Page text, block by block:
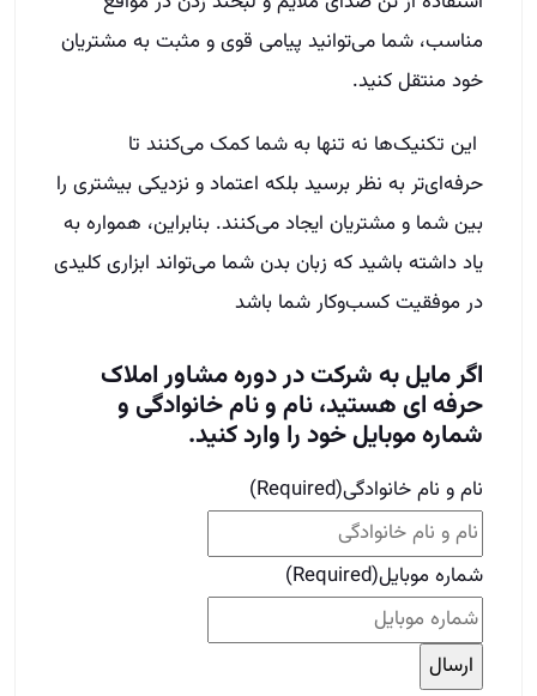
مناسب، شما می‌توانید پیامی قوی و مثبت به مشتریان
خود منتقل کنید.
این تکنیک‌ها نه تنها به شما کمک می‌کنند تا
حرفه‌ای‌تر به نظر برسید بلکه اعتماد و نزدیکی بیشتری را
بین شما و مشتریان ایجاد می‌کنند. بنابراین، همواره به
یاد داشته باشید که زبان بدن شما می‌تواند ابزاری کلیدی
در موفقیت کسب‌وکار شما باشد
اگر مایل به شرکت در دوره مشاور املاک
حرفه ای هستید، نام و نام خانوادگی و
شماره موبایل خود را وارد کنید.
نام و نام خانوادگی(Required)
شماره موبایل(Required)